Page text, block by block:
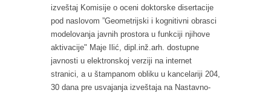
izveštaj Komisije o oceni doktorske disertacije
pod naslovom ”Geometrijski i kognitivni obrasci
modelovanja javnih prostora u funkciji njihove
aktivacije" Maje Ilić, dipl.inž.arh. dostupne
javnosti u elektronskoj verziji na internet
stranici, a u štampanom obliku u kancelariji 204,
30 dana pre usvajanja izveštaja na Nastavno-